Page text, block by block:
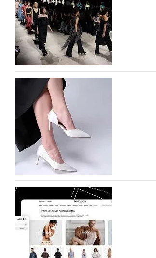
На участие в Московской
На участие в седьмой Московской
октября, уже подано 1047 заявок.
которых не были представлены в…
07.08.2026 254
BALLINA представит свои
Компания BALLINA Guangzhou
Гуанчжоу, столице моды Китая,
разработку, производство и…
07.08.2026 203